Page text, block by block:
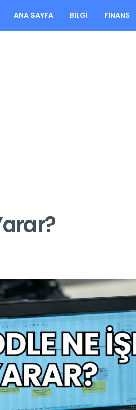
ANA SAYFA BILGI FINANS